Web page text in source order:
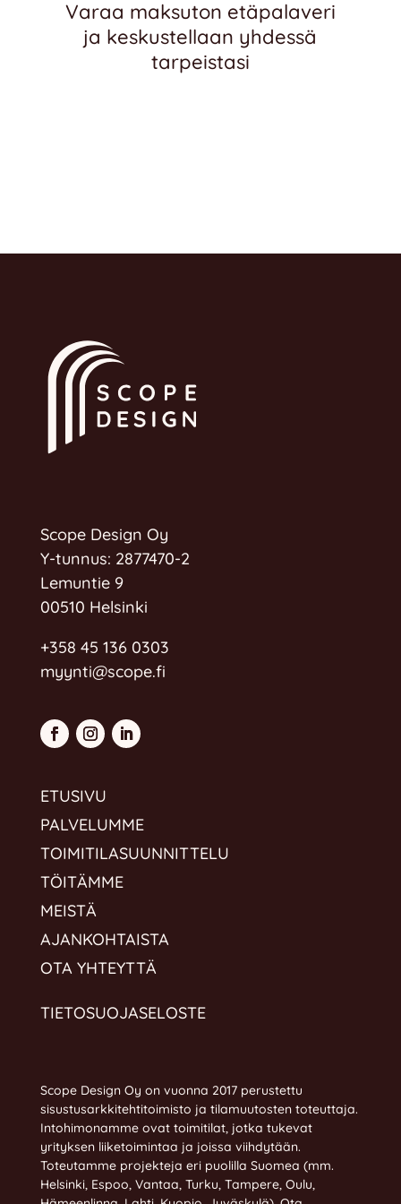
Varaa maksuton etäpalaveri
ja keskustellaan yhdessä
tarpeistasi
Scope Design Oy
Y-tunnus: 2877470-2
Lemuntie 9
00510 Helsinki
+358 45 136 0303
myynti@scope.fi
ETUSIVU
PALVELUMME
TOIMITILASUUNNITTELU
TÖITÄMME
MEISTÄ
AJANKOHTAISTA
OTA YHTEYTTÄ
TIETOSUOJASELOSTE
Scope Design Oy on vuonna 2017 perustettu
sisustusarkkitehtitoimisto ja tilamuutosten toteuttaja.
Intohimonamme ovat toimitilat, jotka tukevat
yrityksen liiketoimintaa ja joissa viihdytään.
Toteutamme projekteja eri puolilla Suomea (mm.
Helsinki, Espoo, Vantaa, Turku, Tampere, Oulu,